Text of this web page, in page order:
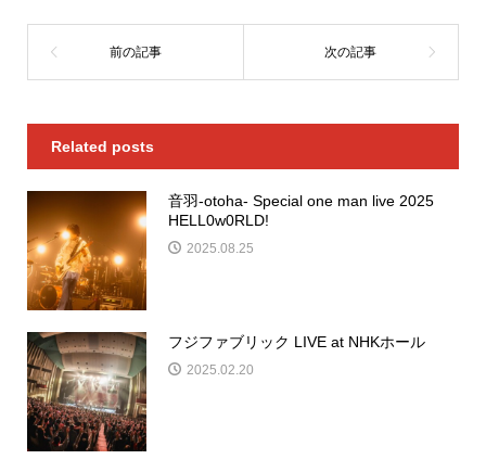
Related posts
音羽-otoha- Special one man live 2025
HELL0w0RLD!
2025.08.25
フジファブリック LIVE at NHKホール
2025.02.20